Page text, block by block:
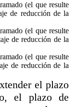
(el que resulte
de reducción de la
(el que resulte
de reducción de la
(el que resulte
de reducción de la
el plazo
el plazo de